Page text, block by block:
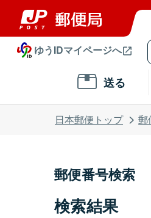
ゆうIDマイページへ
送る
日本郵便トップ 郵
郵便番号検索
検索結果